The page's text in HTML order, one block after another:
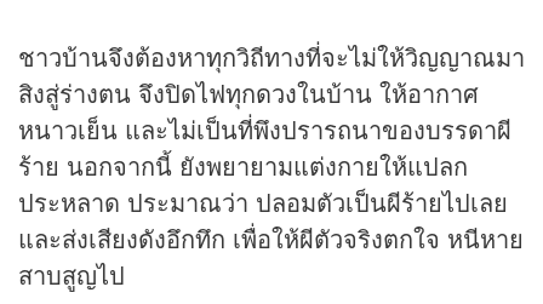
ชาวบ้านจึงต้องหาทุกวิถีทางที่จะไม่ให้วิญญาณมา
สิงสู่ร่างตน จึงปิดไฟทุกดวงในบ้าน ให้อากาศ
หนาวเย็น และไม่เป็นที่พึงปรารถนาของบรรดาผี
ร้าย นอกจากนี้ ยังพยายามแต่งกายให้แปลก
ประหลาด ประมาณว่า ปลอมตัวเป็นผีร้ายไปเลย
และส่งเสียงดังอึกทึก เพื่อให้ผีตัวจริงตกใจ หนีหาย
สาบสูญไป